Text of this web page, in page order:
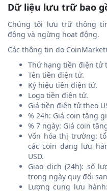
Dữ liệu lưu trữ bao
Chúng tôi lưu trữ thông
động và ngừng hoạt động.
Các thông tin do
Thứ hạng tiền điện tử
Tên tiền điện tử.
Ký hiệu tiền điện tử.
Logo tiền điện tử.
Giá tiền điện tử theo
% 24h: Giá coin tăng
% 7 ngày: Giá coin
Vốn hóa thị trường:
các coin đang lưu
USD.
Giao dịch (24h): số
trong ngày quy đổi
Lượng cung lưu